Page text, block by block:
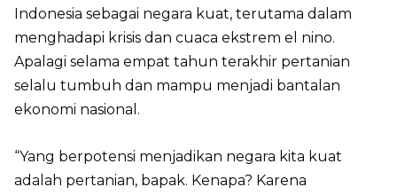
Indonesia sebagai negara kuat, terutama dalam
menghadapi krisis dan cuaca ekstrem el nino.
Apalagi selama empat tahun terakhir pertanian
selalu tumbuh dan mampu menjadi bantalan
ekonomi nasional.
“Yang berpotensi menjadikan negara kita kuat
adalah pertanian, bapak. Kenapa? Karena